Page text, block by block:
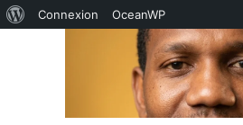
Connexion OceanWP